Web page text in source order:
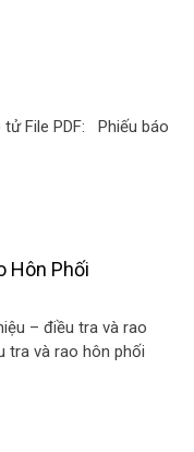
File PDF: Phiếu báo
Hôn Phối
– điều tra và rao
tra và rao hôn phối